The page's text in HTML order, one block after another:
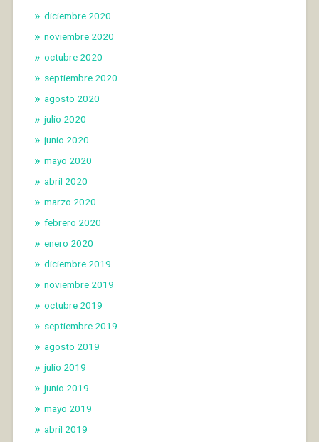
diciembre 2020
noviembre 2020
octubre 2020
septiembre 2020
agosto 2020
julio 2020
junio 2020
mayo 2020
abril 2020
marzo 2020
febrero 2020
enero 2020
diciembre 2019
noviembre 2019
octubre 2019
septiembre 2019
agosto 2019
julio 2019
junio 2019
mayo 2019
abril 2019